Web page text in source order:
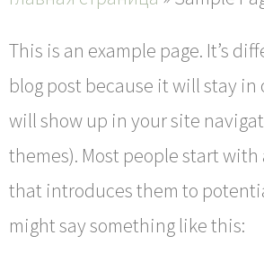
This is an example page. It’s
blog post because it will stay in
will show up in your site
themes). Most people start with
that introduces them to
might say something like this: